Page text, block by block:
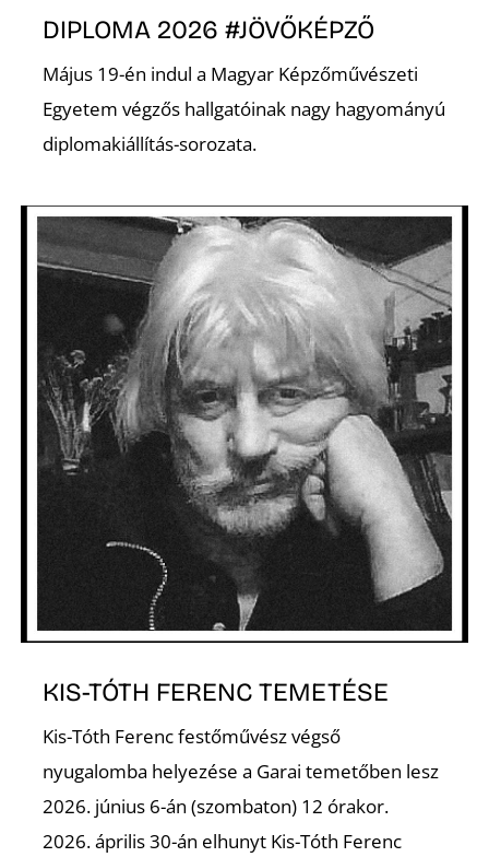
DIPLOMA 2026 #JÖVŐKÉPZŐ
Május 19-én indul a Magyar Képzőművészeti
Egyetem végzős hallgatóinak nagy hagyományú
diplomakiállítás-sorozata.
KIS-TÓTH FERENC TEMETÉSE
Kis-Tóth Ferenc festőművész végső
nyugalomba helyezése a Garai temetőben lesz
2026. június 6-án (szombaton) 12 órakor.
2026. április 30-án elhunyt Kis-Tóth Ferenc